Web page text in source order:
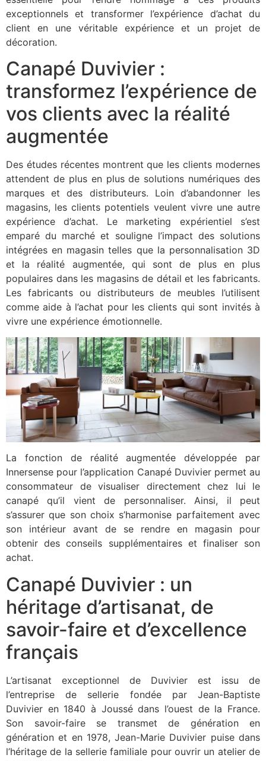
exceptionnels et transformer l’expérience d’achat du
client en une véritable expérience et un projet de
décoration.
Canapé Duvivier :
transformez l’expérience de
vos clients avec la réalité
augmentée
Des études récentes montrent que les clients modernes
attendent de plus en plus de solutions numériques des
marques et des distributeurs. Loin d’abandonner les
magasins, les clients potentiels veulent vivre une autre
expérience d’achat. Le marketing expérientiel s’est
emparé du marché et souligne l’impact des solutions
intégrées en magasin telles que la personnalisation 3D
et la réalité augmentée, qui sont de plus en plus
populaires dans les magasins de détail et les fabricants.
Les fabricants ou distributeurs de meubles l’utilisent
comme aide à l’achat pour les clients qui sont invités à
vivre une expérience émotionnelle.
La fonction de réalité augmentée développée par
Innersense pour l’application Canapé Duvivier permet au
consommateur de visualiser directement chez lui le
canapé qu’il vient de personnaliser. Ainsi, il peut
s’assurer que son choix s’harmonise parfaitement avec
son intérieur avant de se rendre en magasin pour
obtenir des conseils supplémentaires et finaliser son
achat.
Canapé Duvivier : un
héritage d’artisanat, de
savoir-faire et d’excellence
français
L’artisanat exceptionnel de Duvivier est issu de
l’entreprise de sellerie fondée par Jean-Baptiste
Duvivier en 1840 à Joussé dans l’ouest de la France.
Son savoir-faire se transmet de génération en
génération et en 1978, Jean-Marie Duvivier puise dans
l’héritage de la sellerie familiale pour ouvrir un atelier de